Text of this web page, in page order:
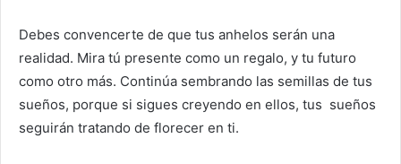
Debes convencerte de que tus anhelos serán una
realidad. Mira tú presente como un regalo, y tu futuro
como otro más. Continúa sembrando las semillas de tus
sueños, porque si sigues creyendo en ellos, tus sueños
seguirán tratando de florecer en ti.